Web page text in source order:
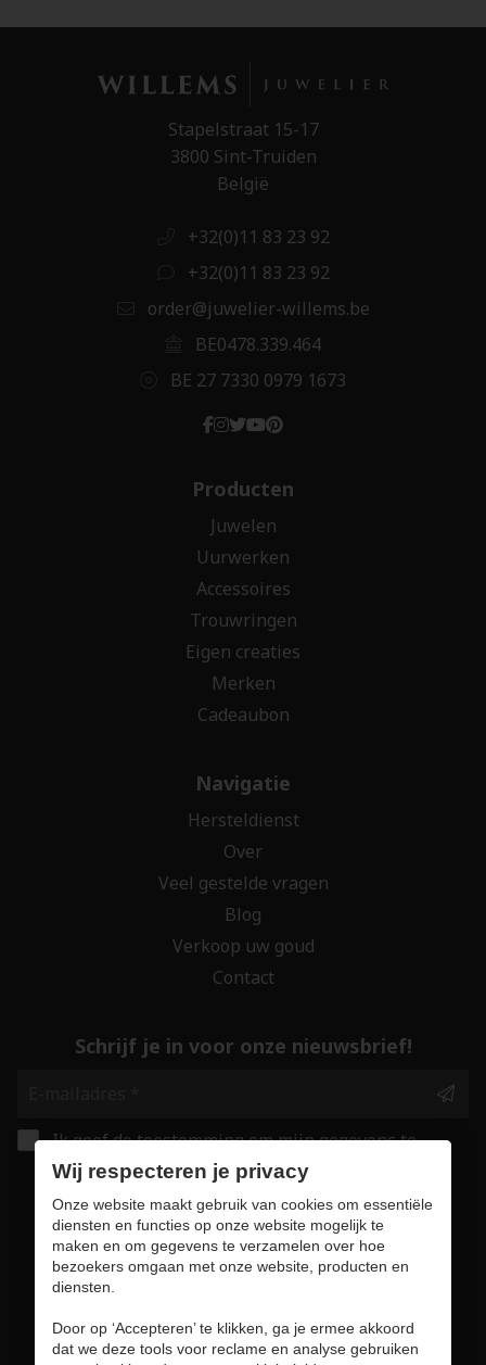
Stapelstraat 15-17
3800 Sint-Truiden
België
+32(0)11 83 23 92
+32(0)11 83 23 92
order@juwelier-willems.be
BE0478.339.464
BE 27 7330 0979 1673
Producten
Juwelen
Uurwerken
Accessoires
Trouwringen
Eigen creaties
Merken
Cadeaubon
Navigatie
Hersteldienst
Over
Veel gestelde vragen
Blog
Verkoop uw goud
Contact
Schrijf je in voor onze nieuwsbrief!
Ik geef de toestemming om mijn gegevens te
bewaren en verwerken zoals aangegeven in
onze
privacy statement. *
Veilig online winkelen
Wij respecteren je privacy
Onze website maakt gebruik van cookies om essentiële
diensten en functies op onze website mogelijk te
maken en om gegevens te verzamelen over hoe
bezoekers omgaan met onze website, producten en
diensten.
Door op ‘Accepteren’ te klikken, ga je ermee akkoord
dat we deze tools voor reclame en analyse gebruiken